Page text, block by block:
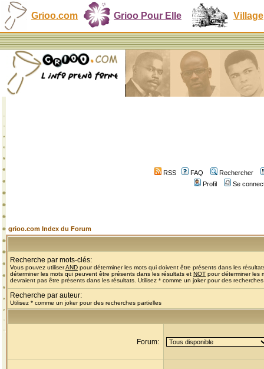
Grioo.com Grioo Pour Elle Village
RSS FAQ
Rechercher
Profil
Se
grioo.com Index du Forum
Recherche par mots-clés:
Vous pouvez utiliserAND pour déterminer les mots qui doivent être présents dans les
déterminer les mots qui peuvent être présents dans les résultats et NOT pour déterminer les
devraient pas être présents dans les résultats. Utilisez * comme un joker pour des
Recherche par auteur:
Utilisez * comme un joker pour des recherches partielles
Forum: